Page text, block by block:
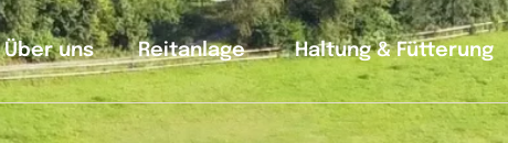
Über uns Reitanlage Haltung & Fütterung